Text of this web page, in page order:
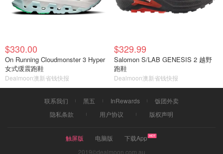
$330.00
On Running Cloudmonster 3 Hyper
女式缓震跑鞋
Dealmoon澳新省钱快报
$329.99
Salomon S/LAB GENESIS 2 越野
跑鞋
Dealmoon澳新省钱快报
联系我们 黑五 InRewards
饭团外卖
隐私条款
用户协议 版权声明
触屏版 电脑版
下载App
2019©dealmoon.com.au